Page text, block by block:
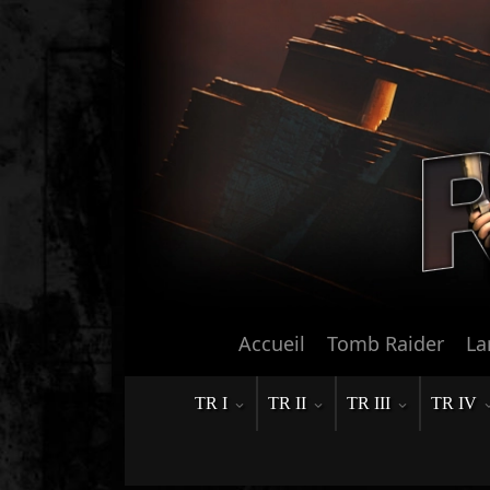
Accueil Tomb Raider
TR I TR II TR III TR IV